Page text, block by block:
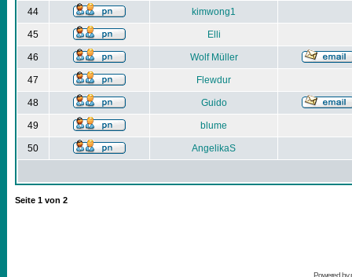
44 kimwong1
45 Elli
46 Wolf Müller
47 Flewdur
48 Guido
49 blume
50 AngelikaS
Seite 1 von 2
Powered by